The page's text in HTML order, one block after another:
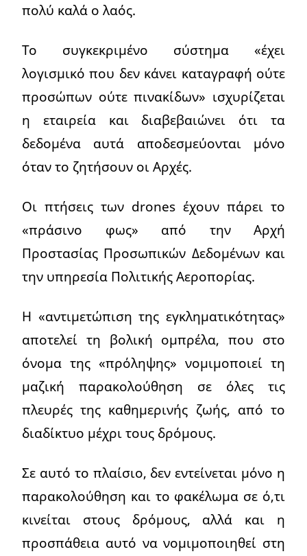
πολύ καλά ο λαός.
Το συγκεκριμένο σύστημα «έχει
λογισμικό που δεν κάνει καταγραφή ούτε
προσώπων ούτε πινακίδων» ισχυρίζεται
η εταιρεία και διαβεβαιώνει ότι τα
δεδομένα αυτά αποδεσμεύονται μόνο
όταν το ζητήσουν οι Αρχές.
Οι πτήσεις των drones έχουν πάρει το
«πράσινο φως» από την Αρχή
Προστασίας Προσωπικών Δεδομένων και
την υπηρεσία Πολιτικής Αεροπορίας.
Η «αντιμετώπιση της εγκληματικότητας»
αποτελεί τη βολική ομπρέλα, που στο
όνομα της «πρόληψης» νομιμοποιεί τη
μαζική παρακολούθηση σε όλες τις
πλευρές της καθημερινής ζωής, από το
διαδίκτυο μέχρι τους δρόμους.
Σε αυτό το πλαίσιο, δεν εντείνεται μόνο η
παρακολούθηση και το φακέλωμα σε ό,τι
κινείται στους δρόμους, αλλά και η
προσπάθεια αυτό να νομιμοποιηθεί στη